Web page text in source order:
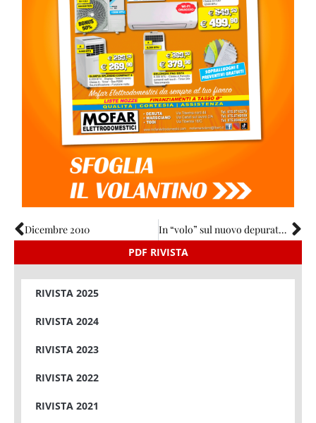
Dicembre 2010
In “volo” sul nuovo depuratore di Todi
PDF RIVISTA
RIVISTA 2025
RIVISTA 2024
RIVISTA 2023
RIVISTA 2022
RIVISTA 2021